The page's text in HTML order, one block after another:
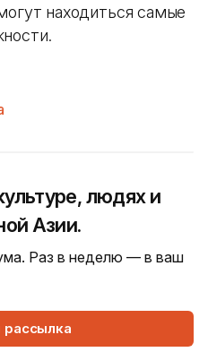
находиться самые
людях и
Азии.
Раз в неделю — в ваш
рассылка